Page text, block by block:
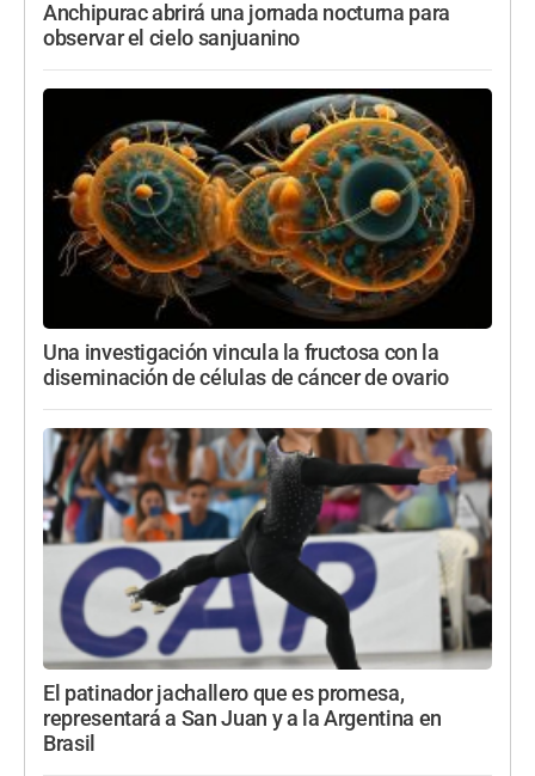
Anchipurac abrirá una jornada nocturna para
observar el cielo sanjuanino
Una investigación vincula la fructosa con la
diseminación de células de cáncer de ovario
El patinador jachallero que es promesa,
representará a San Juan y a la Argentina en
Brasil